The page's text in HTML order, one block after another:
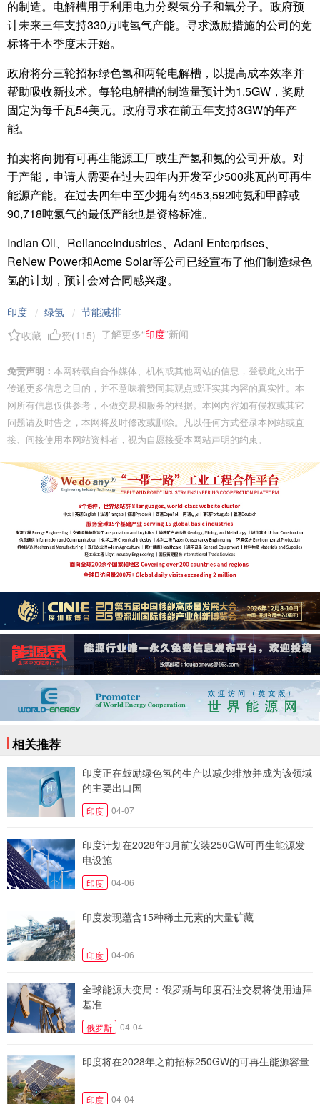
的制造。电解槽用于利用电力分裂氢分子和氧分子。政府预
计未来三年支持330万吨氢气产能。寻求激励措施的公司的竞
标将于本季度末开始。
政府将分三轮招标绿色氢和两轮电解槽，以提高成本效率并
帮助吸收新技术。每轮电解槽的制造量预计为1.5GW，奖励
固定为每千瓦54美元。政府寻求在前五年支持3GW的年产
能。
拍卖将向拥有可再生能源工厂或生产氢和氨的公司开放。对
于产能，申请人需要在过去四年内开发至少500兆瓦的可再生
能源产能。在过去四年中至少拥有约453,592吨氨和甲醇或
90,718吨氢气的最低产能也是资格标准。
Indian Oil、RelianceIndustries、Adani Enterprises、
ReNew Power和Acme Solar等公司已经宣布了他们制造绿色
氢的计划，预计会对合同感兴趣。
印度 / 绿氢 / 节能减排
收藏
赞(115) 了解更多“印度”新闻
免责声明： 本网转载自合作媒体、机构或其他网站的信息，登载此文出于
传递更多信息之目的，并不意味着赞同其观点或证实其内容的真实性。本
网所有信息仅供参考，不做交易和服务的根据。本网内容如有侵权或其它
问题请及时告之，本网将及时修改或删除。凡以任何方式登录本网站或直
接、间接使用本网站资料者，视为自愿接受本网站声明的约束。
相关推荐
印度正在鼓励绿色氢的生产以减少排放并成为该领域
的主要出口国
印度 04-07
印度计划在2028年3月前安装250GW可再生能源发
电设施
印度 04-06
印度发现蕴含15种稀土元素的大量矿藏
印度 04-06
全球能源大变局：俄罗斯与印度石油交易将使用迪拜
基准
俄罗斯 04-04
印度将在2028年之前招标250GW的可再生能源容量
印度 04-04